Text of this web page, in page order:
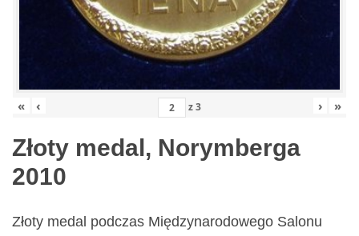
« ‹ z3 › »
Złoty medal, Norymberga
2010
Złoty medal podczas Międzynarodowego Salonu